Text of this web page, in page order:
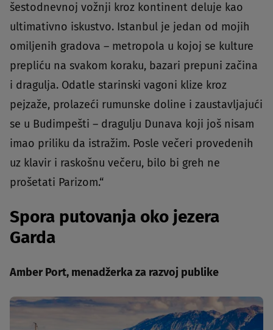
šestodnevnoj vožnji kroz kontinent deluje kao
ultimativno iskustvo. Istanbul je jedan od mojih
omiljenih gradova – metropola u kojoj se kulture
prepliću na svakom koraku, bazari prepuni začina
i dragulja. Odatle starinski vagoni klize kroz
pejzaže, prolazeći rumunske doline i zaustavljajući
se u Budimpešti – dragulju Dunava koji još nisam
imao priliku da istražim. Posle večeri provedenih
uz klavir i raskošnu večeru, bilo bi greh ne
prošetati Parizom.“
Spora putovanja oko jezera
Garda
Amber Port, menadžerka za razvoj publike